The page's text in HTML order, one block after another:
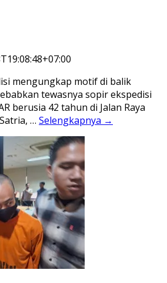
mengungkap motif di balik
tewasnya sopir ekspedisi
berusia 42 tahun di Jalan Raya
… Selengkapnya →